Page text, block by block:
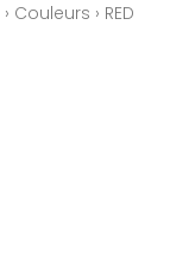
› Couleurs › RED